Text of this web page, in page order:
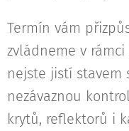
Termín vám
zvládneme v
nejste jistí stavem
nezávaznou
krytů, reflektorů i